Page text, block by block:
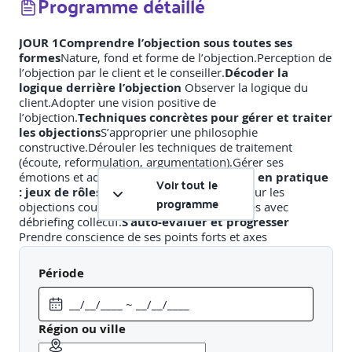
JOUR 1Comprendre l’objection sous toutes ses
formesNature, fond et forme de l’objection.Perception de
l’objection par le client et le conseiller.Décoder la
logique derrière l’objection Observer la logique du
client.Adopter une vision positive de
l’objection.Techniques concrètes pour gérer et traiter
les objectionsS’approprier une philosophie
constructive.Dérouler les techniques de traitement
(écoute, reformulation, argumentation).Gérer ses
émotions et adopter la bonne posture.
Mise en pratique
: jeux de rôles et cas concretsExercices sur les
objections courantes en agence.Jeux de rôles avec
débriefing collectif.S’auto-évaluer et progresser
Prendre conscience de ses points forts et axes
d’amélioration.Définir des actions concrètes à mettre en
œuvre. Clôture de la 1ère journée et consignes
d’intersession
de la mission d’intersession : appliquer les techniques
vues auprès de ses clients et préparer un retour
d’expérience.INTERSESSIONApplication sur le terrain des
techniques de traitement des objections et de
Voir tout le
programme
Période
Région ou ville